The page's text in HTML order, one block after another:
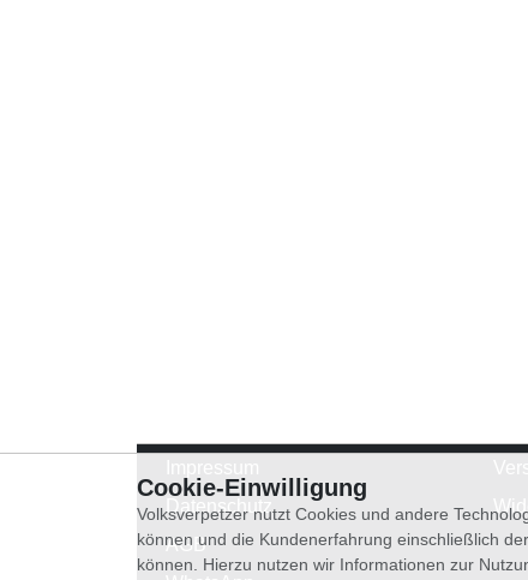
Datenschutz
AGB
Cookie-Einwilligung
Volksverpetzer nutzt Cookies und andere
können und die Kundenerfahrung einschließlich
können. Hierzu nutzen wir Informationen zur